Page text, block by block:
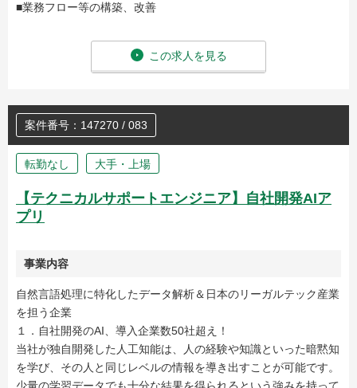
■業務フロー等の構築、改善
この求人を見る
案件番号：147270 / 083
転勤なし 大手・上場
【テクニカルサポートエンジニア】自社開発AIア
プリ
事業内容
自然言語処理に特化したデータ解析＆日本のリーガルテック産業
を担う企業
１．自社開発のAI、導入企業数50社超え！
当社が独自開発した人工知能は、人の経験や知識といった暗黙知
を学び、その人と同じレベルの情報を導き出すことが可能です。